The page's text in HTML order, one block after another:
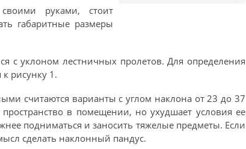
руками, стоит
габаритные размеры
с уклоном лестничных пролетов. Для определения
к рисунку 1.
считаются варианты с углом наклона от 23 до 37
в помещении, но ухудшает условия ее
подниматься и заносить тяжелые предметы. Если
сделать наклонный пандус.